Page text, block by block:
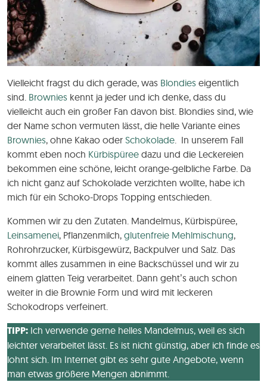
Vielleicht fragst du dich gerade, was Blondies eigentlich
sind. Brownies kennt ja jeder und ich denke, dass du
vielleicht auch ein großer Fan davon bist. Blondies sind, wie
der Name schon vermuten lässt, die helle Variante eines
Brownies, ohne Kakao oder Schokolade . In unserem Fall
kommt eben noch Kürbispüree dazu und die Leckereien
bekommen eine schöne, leicht orange-gelbliche Farbe. Da
ich nicht ganz auf Schokolade verzichten wollte, habe ich
mich für ein Schoko-Drops Topping entschieden.
Kommen wir zu den Zutaten. Mandelmus, Kürbispüree,
Leinsamenei, Pflanzenmilch, glutenfreie Mehlmischung,
Rohrohrzucker, Kürbisgewürz, Backpulver und Salz. Das
kommt alles zusammen in eine Backschüssel und wir zu
einem glatten Teig verarbeitet. Dann geht’s auch schon
weiter in die Brownie Form und wird mit leckeren
Schokodrops verfeinert.
TIPP: Ich verwende gerne helles Mandelmus, weil es sich
leichter verarbeitet lässt. Es ist nicht günstig, aber ich finde es
lohnt sich. Im Internet gibt es sehr gute Angebote, wenn
man etwas größere Mengen abnimmt.